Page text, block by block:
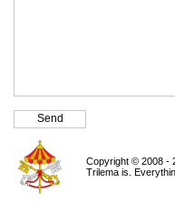
Copyright © 2008 -
Trilema is.